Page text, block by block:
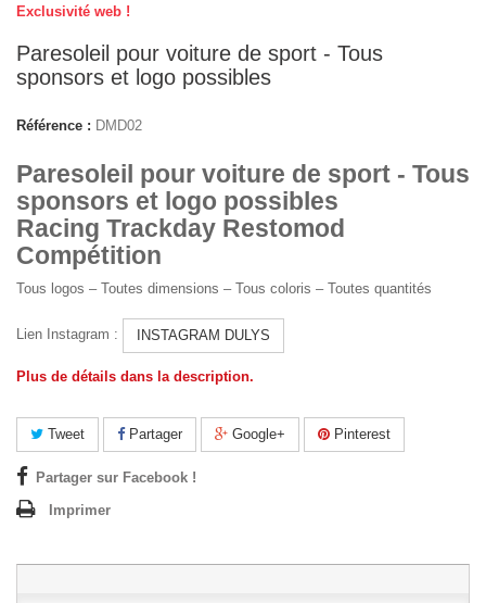
Exclusivité web !
Paresoleil pour voiture de sport - Tous
sponsors et logo possibles
Référence : DMD02
Paresoleil pour voiture de sport - Tous
sponsors et logo possibles
Racing Trackday Restomod
Compétition
Tous logos – Toutes dimensions – Tous coloris – Toutes quantités
Lien Instagram : INSTAGRAM DULYS
Plus de détails dans la description.
Tweet Partager Google+ Pinterest
Partager sur Facebook !
Imprimer